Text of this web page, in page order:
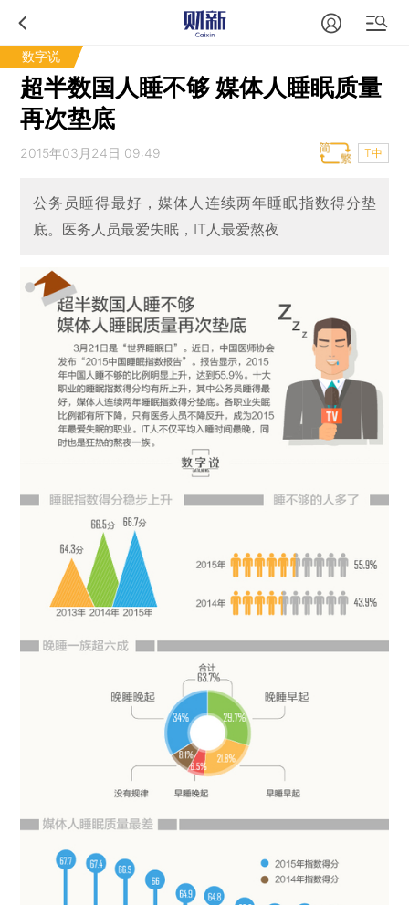
数字说
超半数国人睡不够 媒体人睡眠质量
再次垫底
2015年03月24日 09:49 T中
公务员睡得最好，媒体人连续两年睡眠指数得分垫
底。医务人员最爱失眠，IT人最爱熬夜